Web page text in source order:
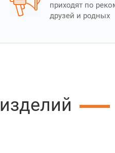
приходят по
друзей и родных